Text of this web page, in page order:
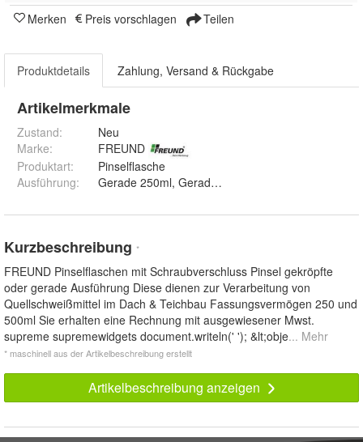
Merken Preis vorschlagen Teilen
Produktdetails Zahlung, Versand & Rückgabe
Artikelmerkmale
Zustand:
Neu
Marke:
FREUND
Produktart:
Pinselflasche
Ausführung:
Kurzbeschreibung *
FREUND Pinselflaschen mit Schraubverschluss Pinsel gekröpfte
oder gerade Ausführung Diese dienen zur Verarbeitung von
Quellschweißmittel im Dach & Teichbau Fassungsvermögen 250 und
500ml Sie erhalten eine Rechnung mit ausgewiesener Mwst.
supreme supremewidgets document.writeln(' '); &lt;obje... Mehr
* maschinell aus der Artikelbeschreibung erstellt
Artikelbeschreibung anzeigen